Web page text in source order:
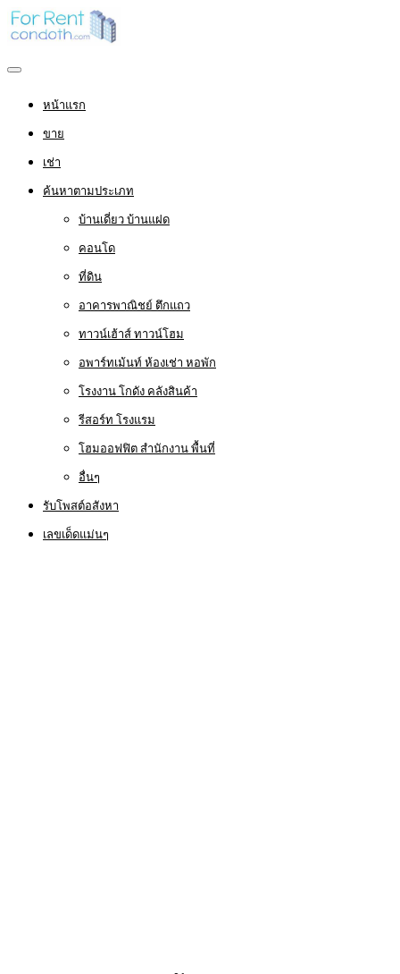
หน้าแรก
ขาย
เช่า
ค้นหาตามประเภท
บ้านเดี่ยว บ้านแฝด
คอนโด
ที่ดิน
อาคารพาณิชย์ ตึกแถว
ทาวน์เฮ้าส์ ทาวน์โฮม
อพาร์ทเม้นท์ ห้องเช่า หอพัก
โรงงาน โกดัง คลังสินค้า
รีสอร์ท โรงแรม
โฮมออฟฟิต สำนักงาน พื้นที่
อื่นๆ
รับโพสต์อสังหา
เลขเด็ดแม่นๆ